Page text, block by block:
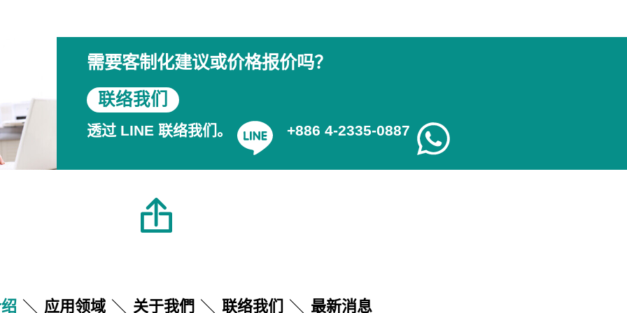
需要客制化建议或价格报价吗？
联络我们
透过 LINE 联络我们。 +886 4-2335-0887
应用领域 关于我們 联络我们 最新消息